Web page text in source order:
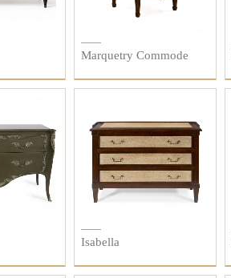
Marquetry Commode
Isabella